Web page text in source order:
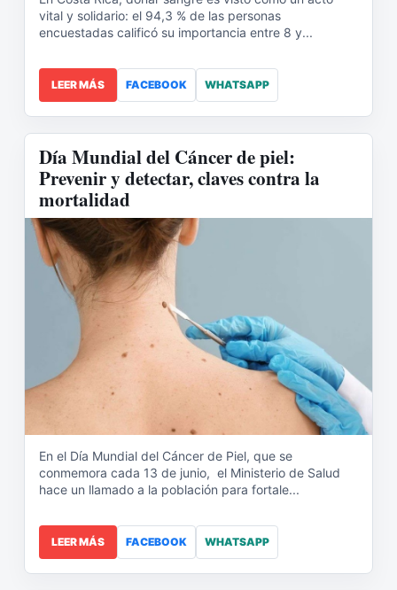
vital y solidario: el 94,3 % de las personas
encuestadas calificó su importancia entre 8 y...
LEER MÁS FACEBOOK WHATSAPP
Día Mundial del Cáncer de piel:
Prevenir y detectar, claves contra la
mortalidad
En el Día Mundial del Cáncer de Piel, que se
conmemora cada 13 de junio, el Ministerio de Salud
hace un llamado a la población para fortale...
LEER MÁS FACEBOOK WHATSAPP